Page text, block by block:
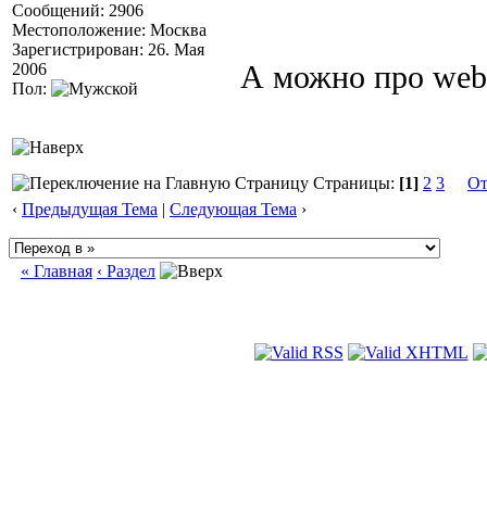
Сообщений: 2906
Местоположение: Москва
Зарегистрирован: 26. Мая
2006
Пол:
А можно про web
Страницы: [1] 2 3
‹ Предыдущая Тема | Следующая Тема ›
« Главная ‹ Раздел